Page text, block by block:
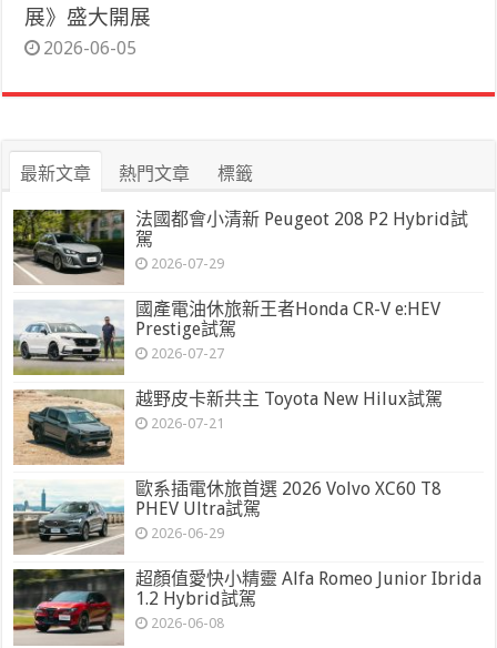
展》盛大開展
2026-06-05
最新文章 熱門文章 標籤
法國都會小清新 Peugeot 208 P2 Hybrid試
駕
2026-07-29
國產電油休旅新王者Honda CR-V e:HEV
Prestige試駕
2026-07-27
越野皮卡新共主 Toyota New Hilux試駕
2026-07-21
歐系插電休旅首選 2026 Volvo XC60 T8
PHEV Ultra試駕
2026-06-29
超顏值愛快小精靈 Alfa Romeo Junior Ibrida
1.2 Hybrid試駕
2026-06-08